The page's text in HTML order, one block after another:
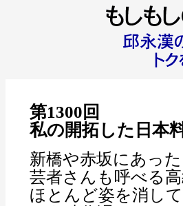
第1300回
私の開拓した日本
新橋や赤坂にあった
芸者さんも呼べる
ほとんど姿を消し